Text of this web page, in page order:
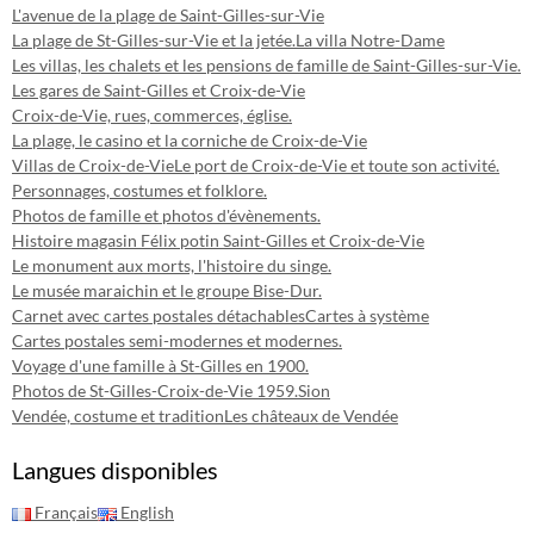
L'avenue de la plage de Saint-Gilles-sur-Vie
La plage de St-Gilles-sur-Vie et la jetée.La villa Notre-Dame
Les villas, les chalets et les pensions de famille de Saint-Gilles-sur-Vie.
Les gares de Saint-Gilles et Croix-de-Vie
Croix-de-Vie, rues, commerces, église.
La plage, le casino et la corniche de Croix-de-Vie
Villas de Croix-de-VieLe port de Croix-de-Vie et toute son activité.
Personnages, costumes et folklore.
Photos de famille et photos d'évènements.
Histoire magasin Félix potin Saint-Gilles et Croix-de-Vie
Le monument aux morts, l'histoire du singe.
Le musée maraichin et le groupe Bise-Dur.
Carnet avec cartes postales détachablesCartes à système
Cartes postales semi-modernes et modernes.
Voyage d'une famille à St-Gilles en 1900.
Photos de St-Gilles-Croix-de-Vie 1959.Sion
Vendée, costume et traditionLes châteaux de Vendée
Langues disponibles
Français English